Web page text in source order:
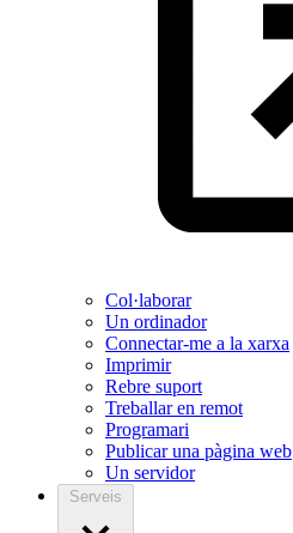
Col·laborar
Un ordinador
Connectar-me a la xarxa
Imprimir
Rebre suport
Treballar en remot
Programari
Publicar una pàgina web
Un servidor
Serveis